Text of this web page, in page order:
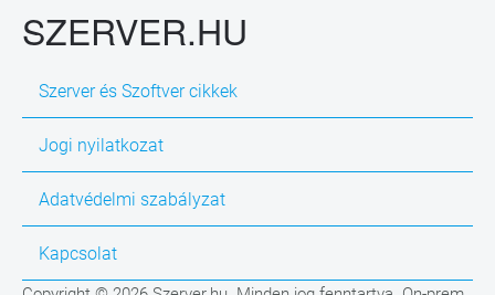
SZERVER.HU
Szerver és Szoftver cikkek
Jogi nyilatkozat
Adatvédelmi szabályzat
Kapcsolat